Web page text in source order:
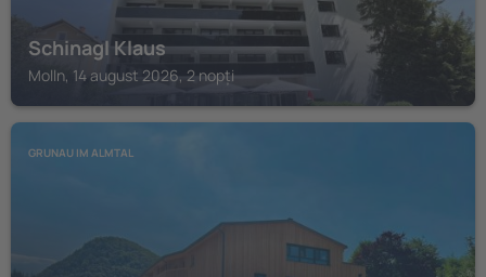
Schinagl Klaus
Molln, 14 august 2026, 2 nopți
GRUNAU IM ALMTAL